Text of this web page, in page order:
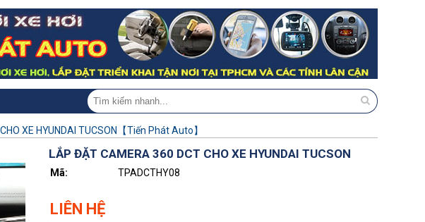
XE HYUNDAI TUCSON【Tiến Phát Auto】
LẮP ĐẶT CAMERA 360 DCT CHO XE HYUNDAI TUCSON
Mã: TPADCTHY08
LIÊN HỆ